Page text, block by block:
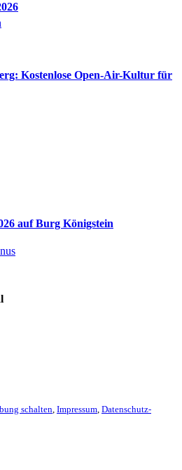
Kostenlose Open-Air-Kultur für
auf Burg Königstein
schalten, Impressum, Datenschutz­